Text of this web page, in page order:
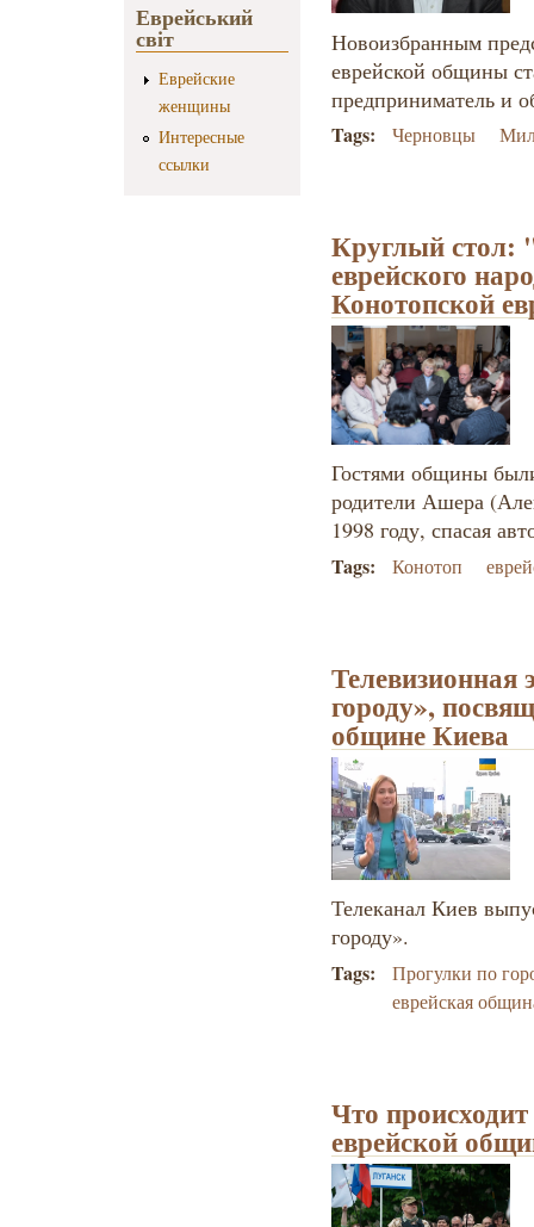
Еврейський
світ
Еврейские
женщины
Интересные
ссылки
Новоизбранным
еврейской общины
предприниматель и
Tags: Черновцы
Круглый стол:
еврейского
Конотопской
Гостями общины
родители Ашера
1998 году, спасая
Tags: Конотоп
Телевизионная
городу»,
общине Киева
Телеканал Киев
городу».
Tags:
Прогулки по
еврейская
Что
еврейской